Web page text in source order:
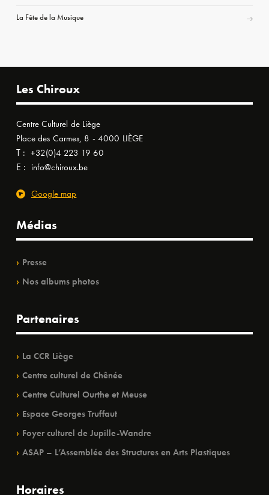
La Fête de la Musique
Les Chiroux
Centre Culturel de Liège
Place des Carmes, 8 - 4000 LIÈGE
T : +32(0)4 223 19 60
E : info@chiroux.be
Google map
Médias
Presse
Nos albums photos
Partenaires
La CCR Liège
Centre culturel de Chênée
Centre Culturel Ourthe et Meuse
Espace Georges Truffaut
Foyer culturel de Jupille-Wandre
ASAP – L’Assemblée des Structures en Arts Plastiques
Horaires